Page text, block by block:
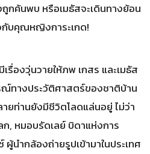
ค้นพบ หรือเมธัสจะเดินทางย้อน
กับคุณหญิงการะเกด!
รื่องวุ่นวายให้ภพ เกสร และเมธัส
ทางประวัติศาสตร์ของชาติบ้าน
ยท่านยังมีชีวิตโลดแล่นอยู่ ไม่ว่า
, หมอบรัดเลย์ บิดาแห่งการ
นำกล้องถ่ายรูปเข้ามาในประเทศ